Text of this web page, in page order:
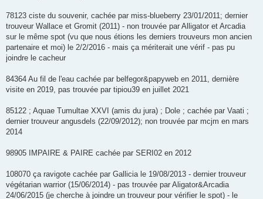
78123 ciste du souvenir, cachée par miss-blueberry 23/01/2011; dernier
trouveur Wallace et Gromit (2011) - non trouvée par Alligator et Arcadia
sur le même spot (vu que nous étions les derniers trouveurs mon ancien
partenaire et moi) le 2/2/2016 - mais ça mériterait une vérif - pas pu
joindre le cacheur
84364 Au fil de l'eau cachée par belfegor&papyweb en 2011, dernière
visite en 2019, pas trouvée par tipiou39 en juillet 2021
85122 ; Aquae Tumultae XXVI (amis du jura) ; Dole ; cachée par Vaati ;
dernier trouveur angusdels (22/09/2012); non trouvée par mcjm en mars
2014
98905 IMPAIRE & PAIRE cachée par SERI02 en 2012
108070 ça ravigote cachée par Gallicia le 19/08/2013 - dernier trouveur
végétarian warrior (15/06/2014) - pas trouvée par Aligator&Arcadia
24/06/2015 (je cherche à joindre un trouveur pour vérifier le spot) - le